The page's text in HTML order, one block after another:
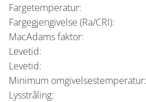
Fargetemperatur:
Fargegjengivelse (Ra/CRI):
MacAdams faktor:
Levetid:
Levetid:
Minimum omgivelsestemperatur:
Lysstråling: